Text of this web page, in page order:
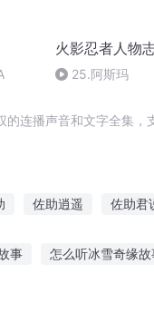
火影忍者人物
25.阿斯玛
连播声音和文字全集，
佐助逍遥 佐助君
事 怎么听冰雪奇缘故